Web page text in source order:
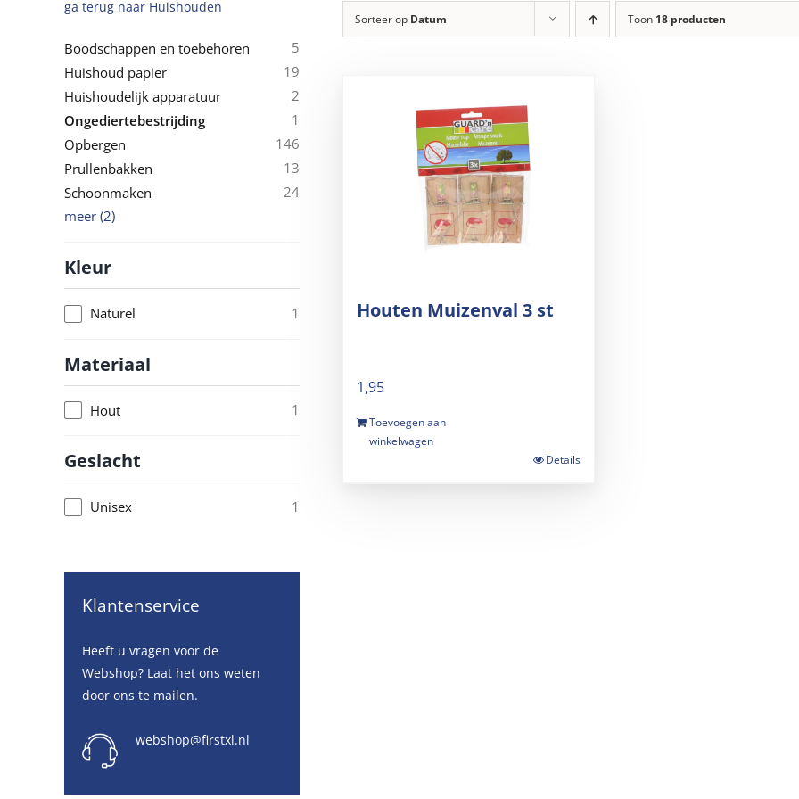
Sorteer op Datum Toon 18 producten
Houten Muizenval 3 st
1,95
Toevoegen aan
winkelwagen
Details
ga terug naar Huishouden
Boodschappen en toebehoren
5
Huishoud papier
19
Huishoudelijk apparatuur
2
Ongediertebestrijding
1
Opbergen
146
Prullenbakken
13
Schoonmaken
24
meer (2)
Kleur
Naturel 1
Materiaal
Hout 1
Geslacht
Unisex 1
Klantenservice
Heeft u vragen voor de
Webshop? Laat het ons weten
door ons te mailen.
webshop@firstxl.nl